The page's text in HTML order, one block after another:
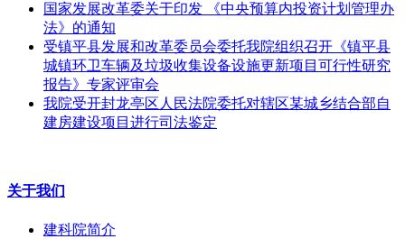
国家发展改革委关于印发 《中央预算内投资计划管理办
法》的通知
受镇平县发展和改革委员会委托我院组织召开《镇平县
城镇环卫车辆及垃圾收集设备设施更新项目可行性研究
报告》专家评审会
我院受开封龙亭区人民法院委托对辖区某城乡结合部自
建房建设项目进行司法鉴定
关于我们
建科院简介